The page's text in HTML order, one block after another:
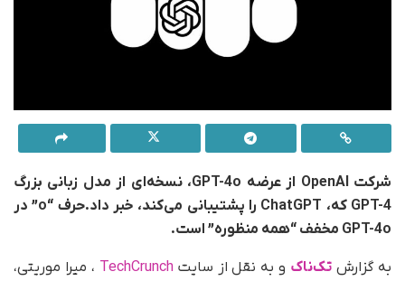
شرکت OpenAI از عرضه GPT-4o، نسخه‌ای از مدل زبانی بزرگ
GPT-4 که، ChatGPT را پشتیبانی می‌کند، خبر داد.حرف “o” در
GPT-4o مخفف “همه منظوره” است.
به گزارش تک‌ناک و به نقل از سایتTechCrunch ، میرا موریتی،